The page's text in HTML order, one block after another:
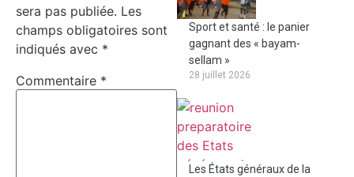
sera pas publiée. Les
champs obligatoires sont
indiqués avec *
Commentaire *
Sport et santé : le panier
gagnant des « bayam-
sellam »
28 juillet 2026
Les États généraux de la